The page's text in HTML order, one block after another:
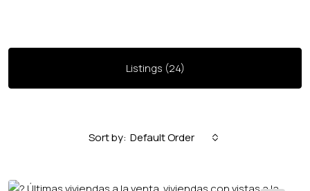
Listings (24)
Sort by: Default Order